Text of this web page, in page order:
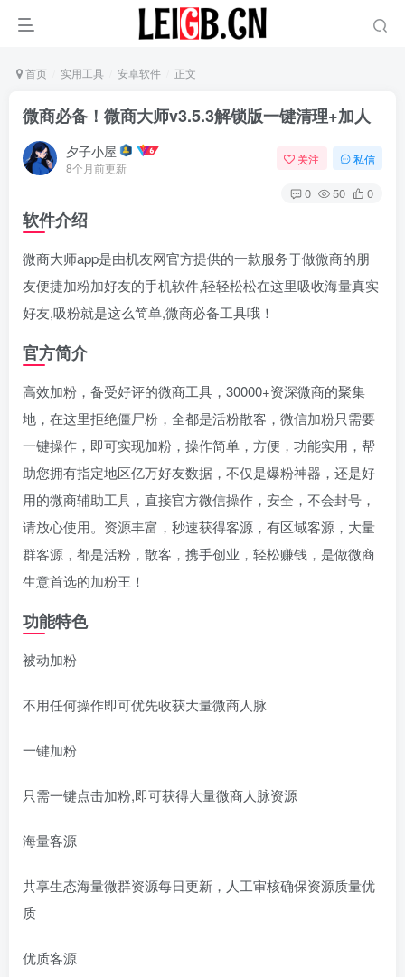
首页 实用工具 安卓软件 正文
‌微商必备！微商大师v3.5.3解锁版一键清理+加人‌
夕子小屋
8个月前更新
关注 私信
0 50 0
软件介绍
微商大师app是由机友网官方提供的一款服务于做微商的朋
友便捷加粉加好友的手机软件,轻轻松松在这里吸收海量真实
好友,吸粉就是这么简单,微商必备工具哦！
官方简介
高效加粉，备受好评的微商工具，30000+资深微商的聚集
地，在这里拒绝僵尸粉，全都是活粉散客，微信加粉只需要
一键操作，即可实现加粉，操作简单，方便，功能实用，帮
助您拥有指定地区亿万好友数据，不仅是爆粉神器，还是好
用的微商辅助工具，直接官方微信操作，安全，不会封号，
请放心使用。资源丰富，秒速获得客源，有区域客源，大量
群客源，都是活粉，散客，携手创业，轻松赚钱，是做微商
生意首选的加粉王！
功能特色
被动加粉
不用任何操作即可优先收获大量微商人脉
一键加粉
只需一键点击加粉,即可获得大量微商人脉资源
海量客源
共享生态海量微群资源每日更新，人工审核确保资源质量优
质
优质客源